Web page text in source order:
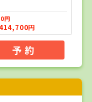
円
円
予 約